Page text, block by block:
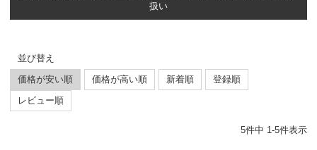
扱い
並び替え
価格が安い順
価格が高い順 新着順
登録順
レビュー順
5件中 1-5件表示